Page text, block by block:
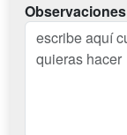
Observaciones